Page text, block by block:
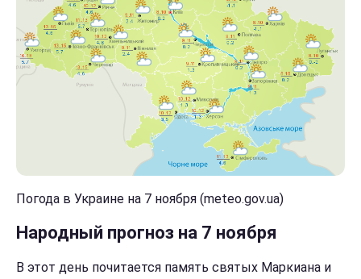
Погода в Украине на 7 ноября (meteo.gov.ua)
Народный прогноз на 7 ноября
В этот день почитается память святых Маркиана и